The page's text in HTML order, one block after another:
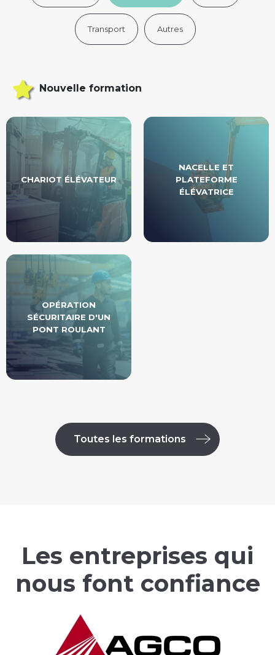
Transport Autres
Nouvelle formation
CHARIOT ÉLÉVATEUR
NACELLE ET
PLATEFORME
ÉLÉVATRICE
OPÉRATION
SÉCURITAIRE D'UN
PONT ROULANT
Toutes les formations
Les entreprises qui
nous font confiance